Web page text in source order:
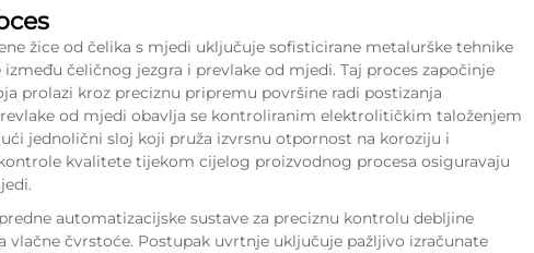
žice od čelika s mjedi uključuje sofisticirane metalurške tehnike
čeličnog jezgra i prevlake od mjedi. Taj proces započinje
prolazi kroz preciznu pripremu površine radi postizanja
od mjedi obavlja se kontroliranim elektrolitičkim taloženjem
jednolični sloj koji pruža izvrsnu otpornost na koroziju i
kvalitete tijekom cijelog proizvodnog procesa osiguravaju
automatizacijske sustave za preciznu kontrolu debljine
vlačne čvrstoće. Postupak uvrtnje uključuje pažljivo izračunate